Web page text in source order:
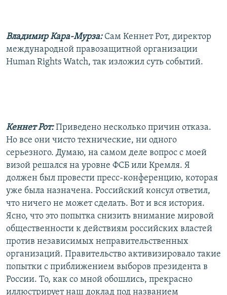
Владимир Кара-Мурза: Сам Кеннет Рот, директор
международной правозащитной организации
Human Rights Watch, так изложил суть событий.
Кеннет Рот:Приведено несколько причин отказа.
Но все они чисто технические, ни одного
серьезного. Думаю, на самом деле вопрос с моей
визой решался на уровне ФСБ или Кремля. Я
должен был провести пресс-конференцию, которая
уже была назначена. Российский консул ответил,
что ничего не может сделать. Вот и вся история.
Ясно, что это попытка снизить внимание мировой
общественности к действиям российских властей
против независимых неправительственных
организаций. Правительство активизировало такие
попытки с приближением выборов президента в
России. То, как со мной обошлись, прекрасно
иллюстрирует наш доклад под названием